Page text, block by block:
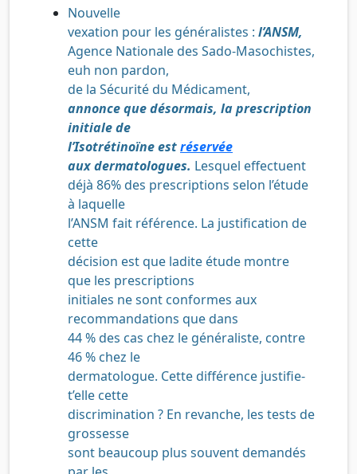
Nouvelle
vexation pour les généralistes : l’ANSM,
Agence Nationale des Sado-Masochistes,
euh non pardon,
de la Sécurité du Médicament,
annonce que désormais, la prescription
initiale de
l’Isotrétinoïne estréservée
aux dermatologues. Lesquel effectuent
déjà 86% des prescriptions selon l’étude
à laquelle
l’ANSM fait référence. La justification de
cette
décision est que ladite étude montre
que les prescriptions
initiales ne sont conformes aux
recommandations que dans
44 % des cas chez le généraliste, contre
46 % chez le
dermatologue. Cette différence justifie-
t’elle cette
discrimination ? En revanche, les tests de
grossesse
sont beaucoup plus souvent demandés